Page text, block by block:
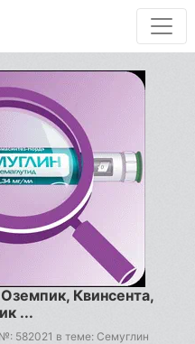
Квинсента,
...
582021 в теме: Семуглин